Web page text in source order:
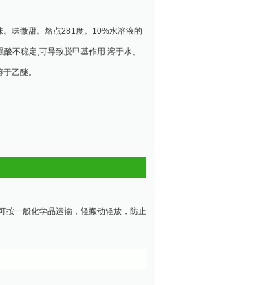
味微甜。熔点281度。10%水溶液的
不稳定,可导致脱甲基作用.溶于水、
乙醚。
按一般化学品运输，轻搬动轻放，防止